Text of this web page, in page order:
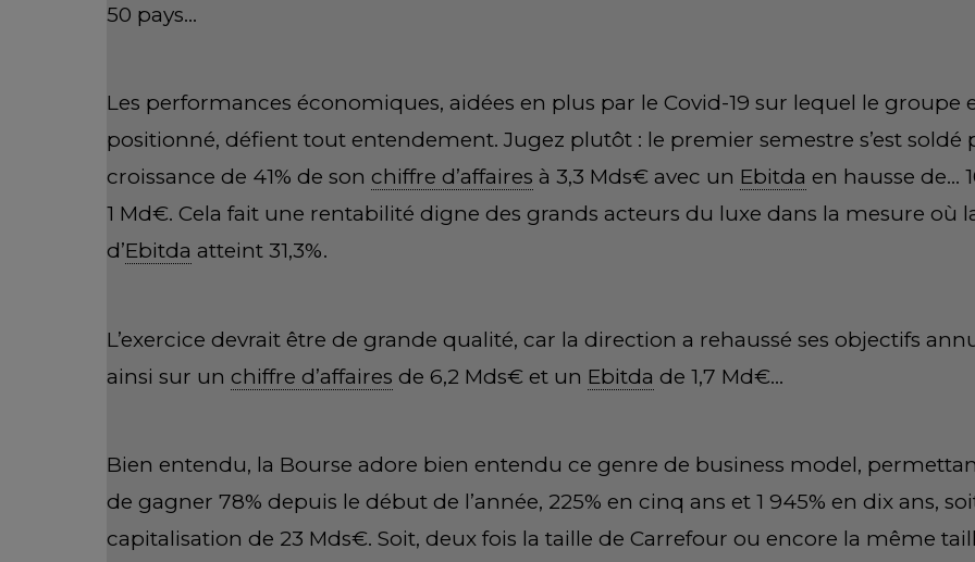
50 pays…
Les performances économiques, aidées en plus par le Covid-19 sur lequel le groupe
positionné, défient tout entendement. Jugez plutôt : le premier semestre s’est soldé
croissance de 41% de son chiffre d’affaires à 3,3 Mds€ avec un Ebitda en hausse de…
1 Md€. Cela fait une rentabilité digne des grands acteurs du luxe dans la mesure où
d’Ebitda atteint 31,3%.
L’exercice devrait être de grande qualité, car la direction a rehaussé ses objectifs
ainsi sur un chiffre d’affaires de 6,2 Mds€ et un Ebitda de 1,7 Md€…
Bien entendu, la Bourse adore bien entendu ce genre de business model,
de gagner 78% depuis le début de l’année, 225% en cinq ans et 1 945% en dix ans,
capitalisation de 23 Mds€. Soit, deux fois la taille de Carrefour ou encore la même